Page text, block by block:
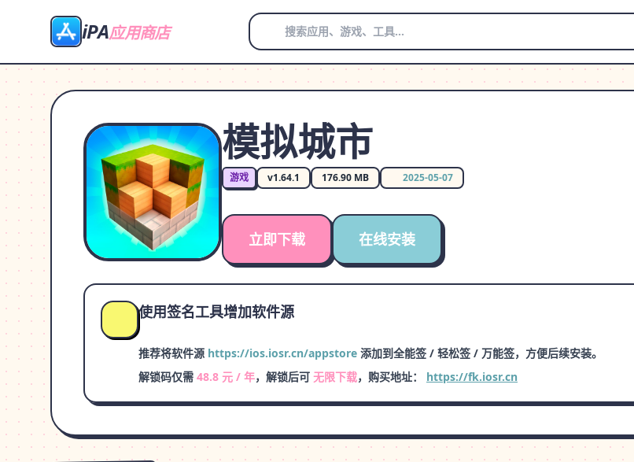
iPA应用商店
模拟城市
游戏 v1.64.1 176.90 MB 2025-05-07
立即下载 在线安装
使用签名工具增加软件源
推荐将软件源 https://ios.iosr.cn/appstore 添加到全能签 / 轻松签 / 万能签，方便后续安装。
解锁码仅需 48.8 元 / 年，解锁后可 无限下载，购买地址： https://fk.iosr.cn